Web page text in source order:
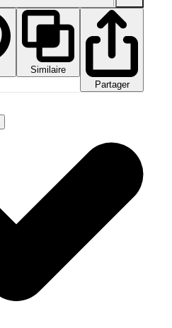
Similaire
Partager